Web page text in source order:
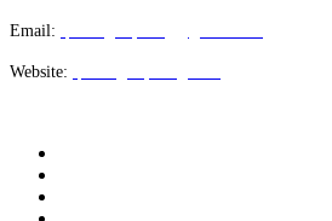
Email:
Website: